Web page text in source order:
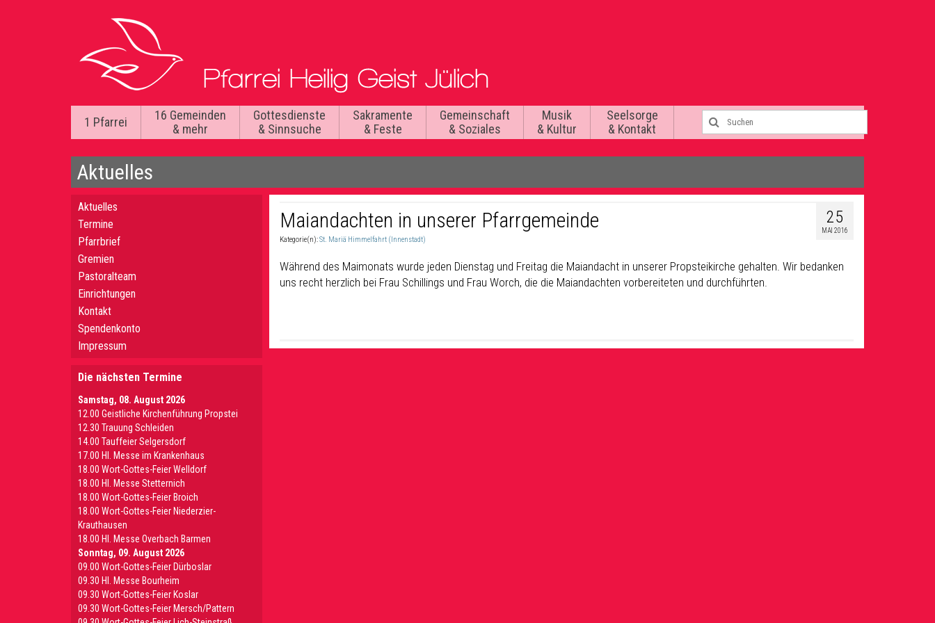
1 Pfarrei
16 Gemeinden
& mehr
Gottesdienste
& Sinnsuche
Sakramente
& Feste
Gemeinschaft
& Soziales
Musik
& Kultur
Seelsorge
& Kontakt
Aktuelles
25
MAI 2016
Maiandachten in unserer Pfarrgemeinde
Kategorie(n):St. Mariä Himmelfahrt (Innenstadt)
Während des Maimonats wurde jeden Dienstag und Freitag die Maiandacht in unserer Propsteikirche gehalten. Wir bedanken
uns recht herzlich bei Frau Schillings und Frau Worch, die die Maiandachten vorbereiteten und durchführten.
Aktuelles
Termine
Pfarrbrief
Gremien
Pastoralteam
Einrichtungen
Kontakt
Spendenkonto
Impressum
Die nächsten Termine
Samstag, 08. August 2026
12.00 Geistliche Kirchenführung Propstei
12.30 Trauung Schleiden
14.00 Tauffeier Selgersdorf
17.00 Hl. Messe im Krankenhaus
18.00 Wort-Gottes-Feier Welldorf
18.00 Hl. Messe Stetternich
18.00 Wort-Gottes-Feier Broich
18.00 Wort-Gottes-Feier Niederzier-
Krauthausen
18.00 Hl. Messe Overbach Barmen
Sonntag, 09. August 2026
09.00 Wort-Gottes-Feier Dürboslar
09.30 HI. Messe Bourheim
09.30 Wort-Gottes-Feier Koslar
09.30 Wort-Gottes-Feier Mersch/Pattern